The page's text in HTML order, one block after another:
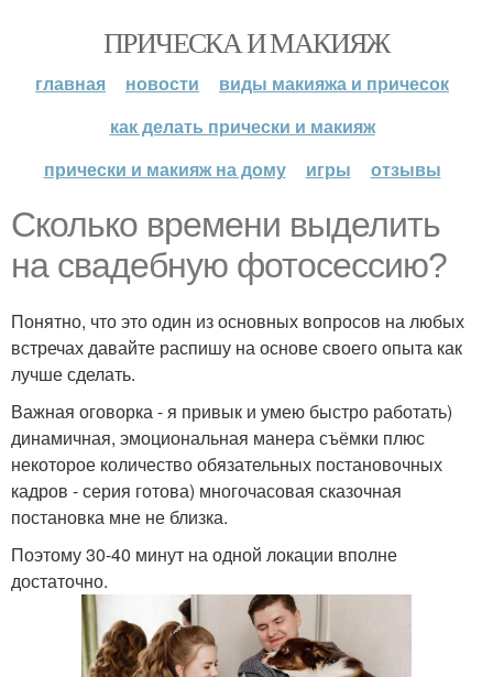
ПРИЧЕСКА И МАКИЯЖ
главная новости
виды макияжа и причесок
как делать прически и макияж
прически и макияж на дому
игры отзывы
Сколько времени выделить
на свадебную фотосессию?
Понятно, что это один из основных вопросов на любых
встречах давайте распишу на основе своего опыта как
лучше сделать.
Важная оговорка - я привык и умею быстро работать)
динамичная, эмоциональная манера съёмки плюс
некоторое количество обязательных постановочных
кадров - серия готова) многочасовая сказочная
постановка мне не близка.
Поэтому 30-40 минут на одной локации вполне
достаточно.